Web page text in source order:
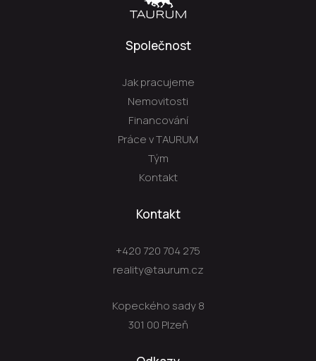
Společnost
Jak pracujeme
Nemovitosti
Financování
Práce v TAURUM
Tým
Kontakt
Kontakt
+420 720 704 275
reality@taurum.cz
Kopeckého sady 8
301 00 Plzeň